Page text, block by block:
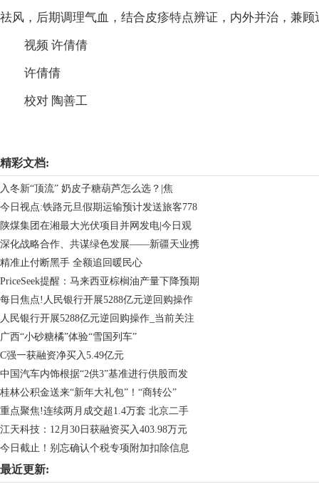
祛风，后期调理气血，结合皮疹特点辨证，内外并治，兼
视频 许倩倩
许倩倩
校对 陶善工
精彩文档:
入冬新“顶流” 奶皮子糖葫芦怎么选？|焦
今日视点:铁路元旦假期运输预计发送旅客778
陕煤集团在湘最大光伏项目并网发电|今日观
深化战略合作、共谋绿色发展——新疆天业携
精准止付断黑手 全额追回暖民心
PriceSeek提醒：马来西亚棕榈油产量下降预期
每日焦点!人民银行开展5288亿元逆回购操作
人民银行开展5288亿元逆回购操作_当前关注
广西“小砂糖橘”体验“雪国列车”
C强一获融资净买入5.49亿元
中国汽车内饰根据“2供3”基准进行供股而发
桂林公积金送来“新年大礼包”！“商转公”
重点聚焦!连续两月成交超1.4万套 北京二手
江天科技：12月30日获融资买入403.98万元
今日截止！别忘确认个税专项附加扣除信息
最近更新: